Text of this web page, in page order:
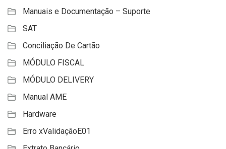
Manuais e Documentação – Suporte
SAT
Conciliação De Cartão
MÓDULO FISCAL
MÓDULO DELIVERY
Manual AME
Hardware
Erro xValidaçãoE01